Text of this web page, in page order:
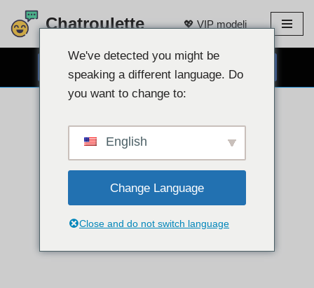
Preskoči
Chatroulette 💖 VIP modeli
We've detected you might be
speaking a different language. Do
you want to change to:
English
Change Language
Close and do not switch language